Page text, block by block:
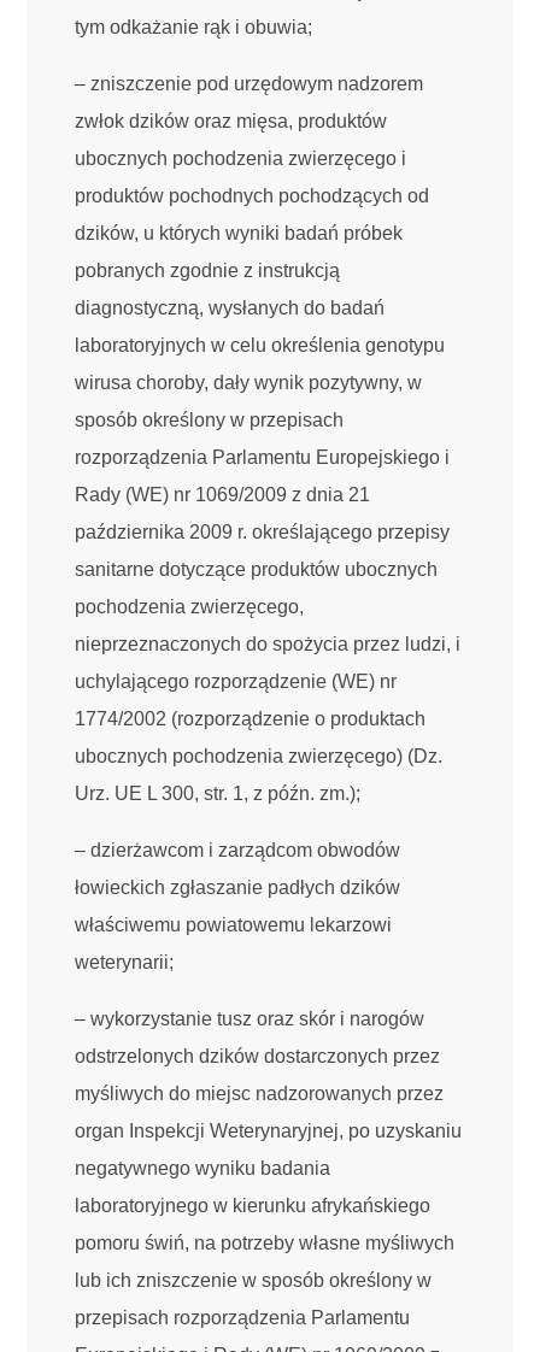
tym odkażanie rąk i obuwia;
– zniszczenie pod urzędowym nadzorem
zwłok dzików oraz mięsa, produktów
ubocznych pochodzenia zwierzęcego i
produktów pochodnych pochodzących od
dzików, u których wyniki badań próbek
pobranych zgodnie z instrukcją
diagnostyczną, wysłanych do badań
laboratoryjnych w celu określenia genotypu
wirusa choroby, dały wynik pozytywny, w
sposób określony w przepisach
rozporządzenia Parlamentu Europejskiego i
Rady (WE) nr 1069/2009 z dnia 21
października 2009 r. określającego przepisy
sanitarne dotyczące produktów ubocznych
pochodzenia zwierzęcego,
nieprzeznaczonych do spożycia przez ludzi, i
uchylającego rozporządzenie (WE) nr
1774/2002 (rozporządzenie o produktach
ubocznych pochodzenia zwierzęcego) (Dz.
Urz. UE L 300, str. 1, z późn. zm.);
– dzierżawcom i zarządcom obwodów
łowieckich zgłaszanie padłych dzików
właściwemu powiatowemu lekarzowi
weterynarii;
– wykorzystanie tusz oraz skór i narogów
odstrzelonych dzików dostarczonych przez
myśliwych do miejsc nadzorowanych przez
organ Inspekcji Weterynaryjnej, po uzyskaniu
negatywnego wyniku badania
laboratoryjnego w kierunku afrykańskiego
pomoru świń, na potrzeby własne myśliwych
lub ich zniszczenie w sposób określony w
przepisach rozporządzenia Parlamentu